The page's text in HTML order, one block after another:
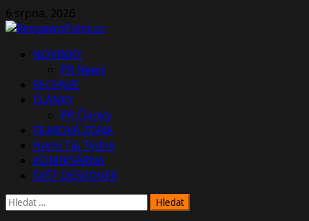
Skip
to
6 srpna, 2026
PrimaryNOVINKY
PR News
RECENZE
ČLÁNKY
PR Články
FILMOVÁ ZÓNA
Herní Tip Týdne
KOMIKSÁRNA
SVĚT DESKOVEK
Vyhledávání